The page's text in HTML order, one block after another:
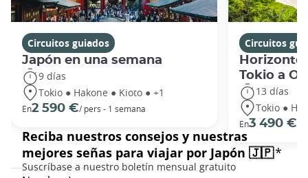
Circuitos guiados
Japón en una semana
9 días
Tokio ● Hakone ● Kioto ● +1
En2 590 €/ pers - 1 semana
Circuitos
Tokio a
13 días
Tokio ●
En3 490 €